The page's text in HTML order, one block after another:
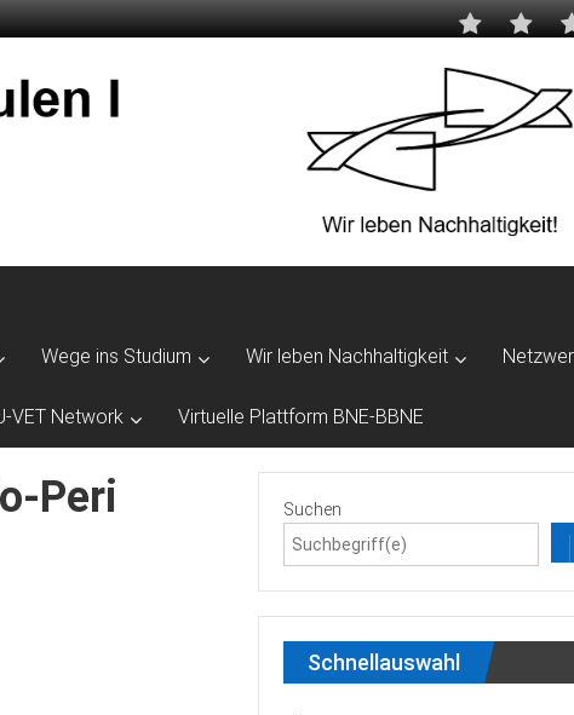
Wege ins Studium Wir leben Nachhaltigkeit
VET Network Virtuelle Plattform BNE-BBNE
Peri Suchen
Schnellauswahl